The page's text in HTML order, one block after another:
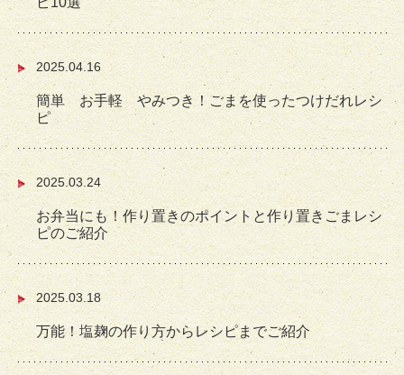
2025.04.16
簡単 お手軽 やみつき！ごまを使ったつけだれレシ
ピ
2025.03.24
お弁当にも！作り置きのポイントと作り置きごまレシ
ピのご紹介
2025.03.18
万能！塩麹の作り方からレシピまでご紹介